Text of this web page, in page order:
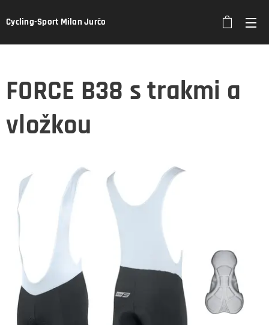
Cycling-Sport Milan Jurčo
FORCE B38 s trakmi a
vložkou